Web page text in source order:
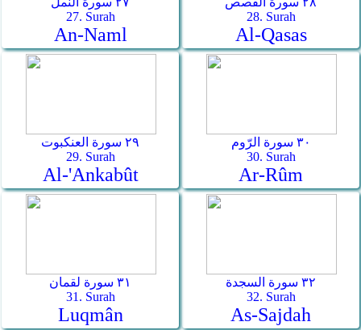
27. Surah
An-Naml
28. Surah
Al-Qasas
٢٩ سورة العنكبوت
29. Surah
Al-'Ankabût
٣٠ سورة الرّوم
30. Surah
Ar-­Rûm
٣١ سورة لقمان
31. Surah
Luqmân
٣٢ سورة السجدة
32. Surah
As-­Sajdah